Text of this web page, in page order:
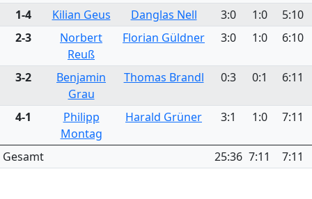
1-4 Kilian Geus Danglas Nell 3:0 1:0
5:10
2-3
Norbert
Reuß
Florian Güldner 3:0 1:0 6:10
3-2
Benjamin
Grau
Thomas Brandl 0:3 0:1 6:11
4-1
Philipp
Montag
Harald Grüner 3:1 1:0 7:11
Gesamt 25:36 7:11 7:11